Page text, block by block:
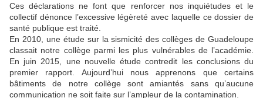
Ces déclarations ne font que renforcer nos inquiétudes et le
collectif dénonce l’excessive légèreté avec laquelle ce dossier de
santé publique est traité.
En 2010, une étude sur la sismicité des collèges de Guadeloupe
classait notre collège parmi les plus vulnérables de l’académie.
En juin 2015, une nouvelle étude contredit les conclusions du
premier rapport. Aujourd’hui nous apprenons que certains
bâtiments de notre collège sont amiantés sans qu’aucune
communication ne soit faite sur l’ampleur de la contamination.